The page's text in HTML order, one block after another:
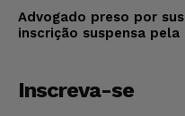
Advogado preso por
inscrição suspensa pela
Inscreva-se